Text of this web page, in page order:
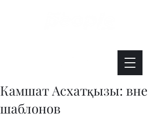
Камшат Асхатқызы: вне
шаблонов